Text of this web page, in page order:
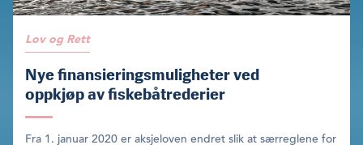
Lov og Rett
Nye finansieringsmuligheter ved
oppkjøp av fiskebåtrederier
Fra 1. januar 2020 er aksjeloven endret slik at særreglene for